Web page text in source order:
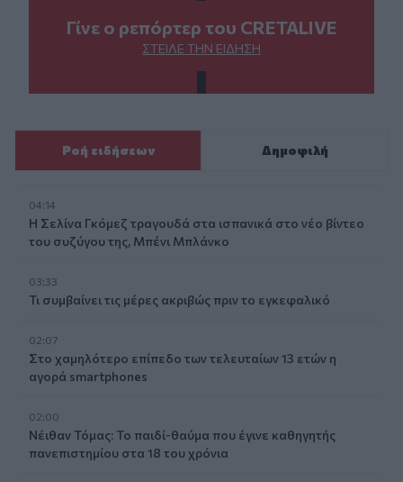
Γίνε ο ρεπόρτερ του CRETALIVE
ΣΤΕΊΛΕ ΤΗΝ ΕΊΔΗΣΗ
Ροή ειδήσεων Δημοφιλή
04:14
Η Σελίνα Γκόμεζ τραγουδά στα ισπανικά στο νέο βίντεο
του συζύγου της, Μπένι Μπλάνκο
03:33
Τι συμβαίνει τις μέρες ακριβώς πριν το εγκεφαλικό
02:07
Στο χαμηλότερο επίπεδο των τελευταίων 13 ετών η
αγορά smartphones
02:00
Νέιθαν Τόμας: Το παιδί-θαύμα που έγινε καθηγητής
πανεπιστημίου στα 18 του χρόνια